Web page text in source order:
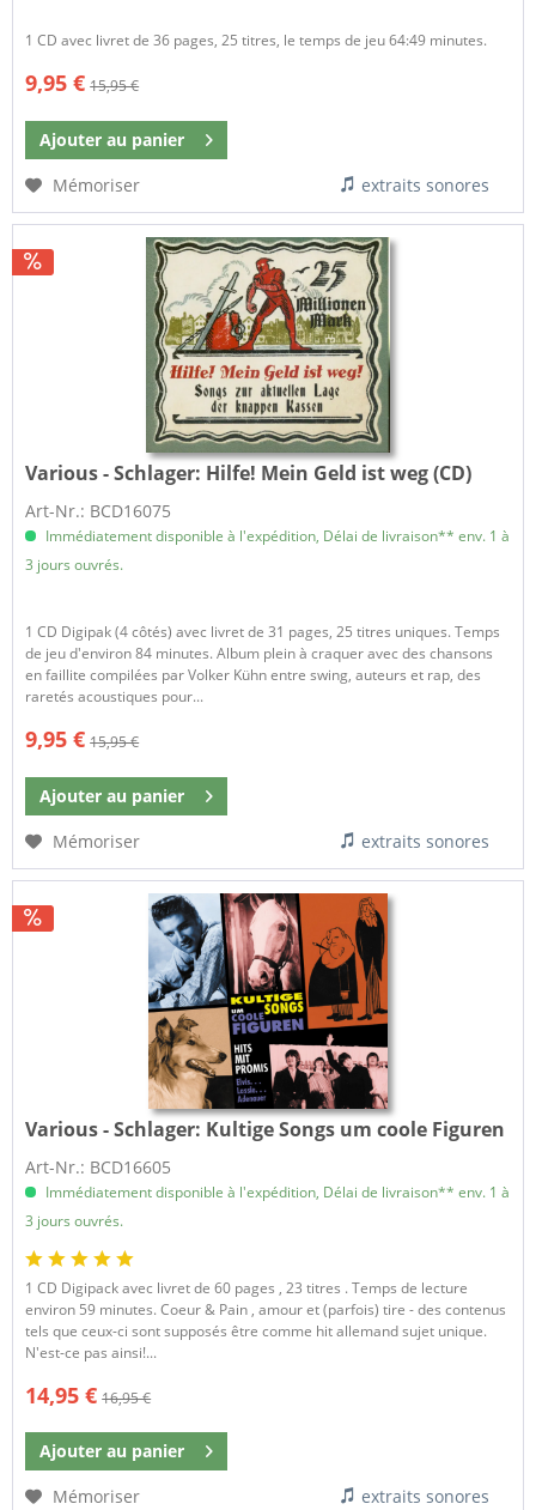
1 CD avec livret de 36 pages, 25 titres, le temps de jeu 64:49 minutes.
9,95 € 15,95 €
Ajouter au panier
Mémoriser
extraits sonores
Various - Schlager: Hilfe! Mein Geld ist weg (CD)
Art-Nr.: BCD16075
Immédiatement disponible à l'expédition, Délai de livraison** env. 1 à
3 jours ouvrés.
1 CD Digipak (4 côtés) avec livret de 31 pages, 25 titres uniques. Temps
de jeu d'environ 84 minutes. Album plein à craquer avec des chansons
en faillite compilées par Volker Kühn entre swing, auteurs et rap, des
raretés acoustiques pour...
9,95 € 15,95 €
Ajouter au panier
Mémoriser
extraits sonores
Various - Schlager: Kultige Songs um coole Figuren
Art-Nr.: BCD16605
Immédiatement disponible à l'expédition, Délai de livraison** env. 1 à
3 jours ouvrés.
1 CD Digipack avec livret de 60 pages , 23 titres . Temps de lecture
environ 59 minutes. Coeur & Pain , amour et (parfois) tire - des contenus
tels que ceux-ci sont supposés être comme hit allemand sujet unique.
N'est-ce pas ainsi!...
14,95 € 16,95 €
Ajouter au panier
Mémoriser
extraits sonores